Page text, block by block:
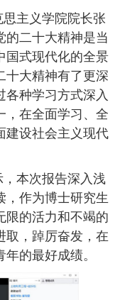
思主义学院院长张
的二十大精神是当
国式现代化的全景
十大精神有了更深
各种学习方式深入
，在全面学习、全
建设社会主义现代
本次报告深入浅
，作为博士研究生
限的活力和不竭的
取，踔厉奋发，在
的最好成绩。